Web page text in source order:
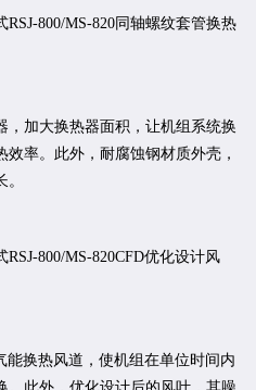
800/MS-820同轴螺纹套管换热
加大换热器面积，让机组系统换
率。此外，耐腐蚀钢材质外壳，
800/MS-820CFD优化设计风
换热风道，使机组在单位时间内